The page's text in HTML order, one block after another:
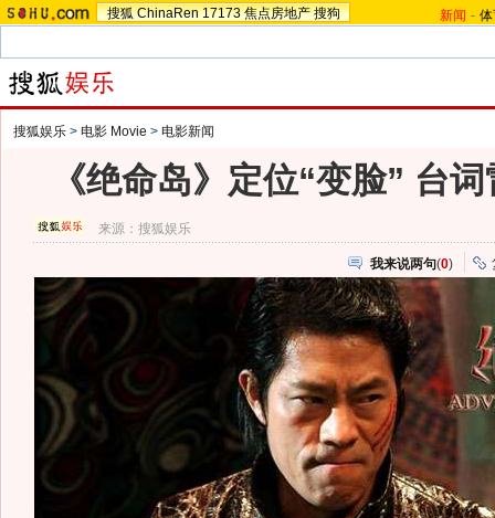
搜狐 ChinaRen 17173 焦点房地产 搜狗 新闻 -
搜狐娱乐 > 电影 Movie > 电影新闻
《绝命岛》定位“变脸” 台
来源：搜狐娱乐
我来说两句(0)